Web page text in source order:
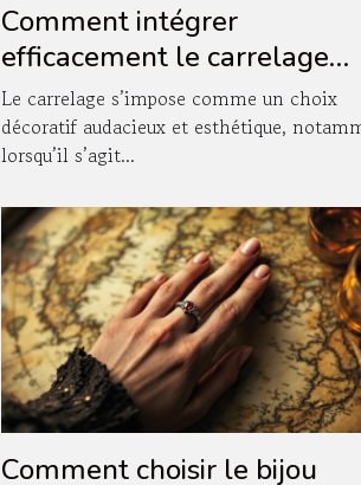
Comment intégrer
efficacement le carrelage
dans votre décoration
d'escalier ?
Le carrelage s’impose comme un choix
décoratif audacieux et esthétique,
lorsqu’il s’agit...
Comment choisir le bijou